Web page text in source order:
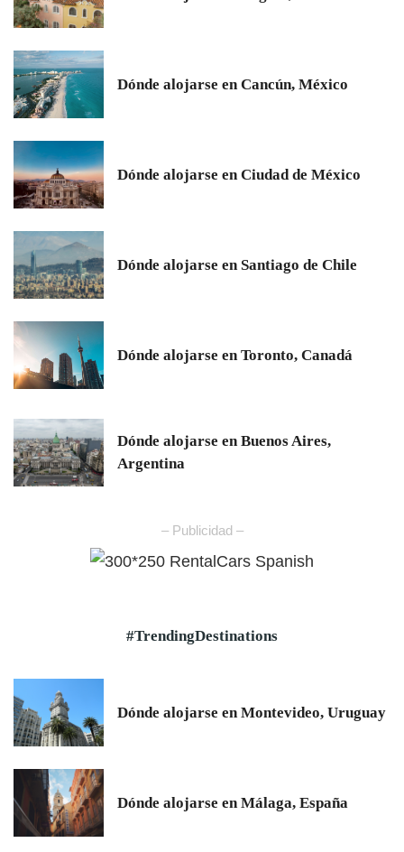
Dónde alojarse en Cancún, México
Dónde alojarse en Ciudad de México
Dónde alojarse en Santiago de Chile
Dónde alojarse en Toronto, Canadá
Dónde alojarse en Buenos Aires,
Argentina
– Publicidad –
#TrendingDestinations
Dónde alojarse en Montevideo, Uruguay
Dónde alojarse en Málaga, España